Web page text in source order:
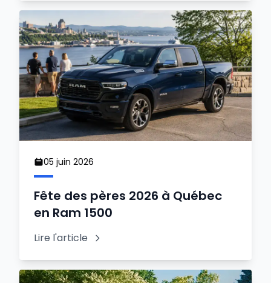
05 juin 2026
Fête des pères 2026 à Québec
en Ram 1500
Lire l'article